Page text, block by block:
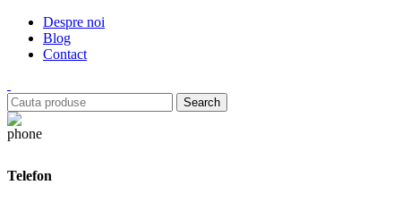
Despre noi
Blog
Contact
Search
Telefon